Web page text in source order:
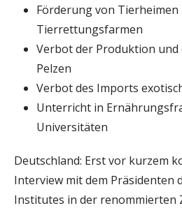
Förderung von Tierheimen
Tierrettungsfarmen
Verbot der Produktion und
Pelzen
Verbot des Imports
Unterricht in
Universitäten
Deutschland: Erst vor kurzem
Interview mit dem Präsidenten
Institutes in der renommierten